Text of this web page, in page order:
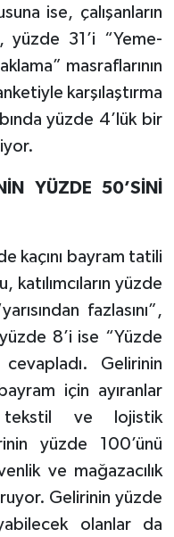
ise, çalışanların
yüzde 31’i “Yeme-
masraflarının
karşılaştırma
yüzde 4’lük bir
YÜZDE 50’SİNİ
kaçını bayram tatili
katılımcıların yüzde
fazlasını”,
8’i ise “Yüzde
cevapladı. Gelirinin
için ayıranlar
tekstil ve lojistik
yüzde 100’ünü
ve mağazacılık
Gelirinin yüzde
olanlar da